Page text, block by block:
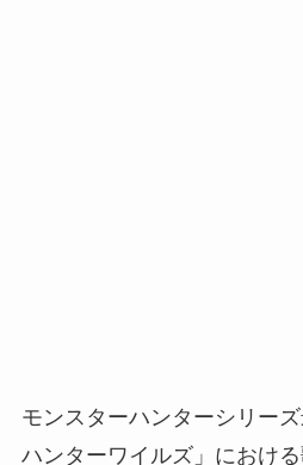
モンスターハンターシリー
ハンターワイルズ」におけ